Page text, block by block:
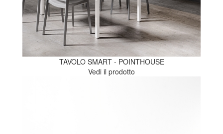
TAVOLO SMART - POINTHOUSE
Vedi il prodotto